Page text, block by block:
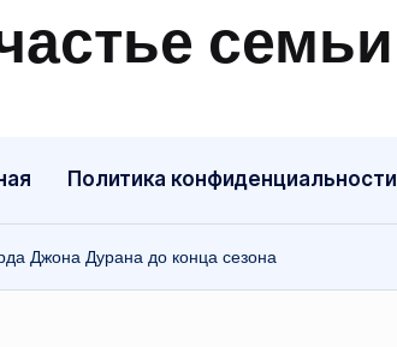
семьи
Быт,
Политика конфиденциальности
Джона Дурана до конца сезона